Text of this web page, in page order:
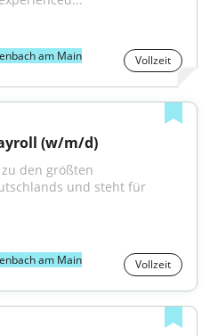
am Main Vollzeit
(w/m/d)
zu den größten
und steht für
am Main Vollzeit